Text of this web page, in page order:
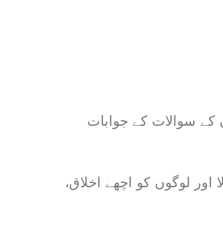
سوالات کے جوابات
لوگوں کو اچھے اخلاق،